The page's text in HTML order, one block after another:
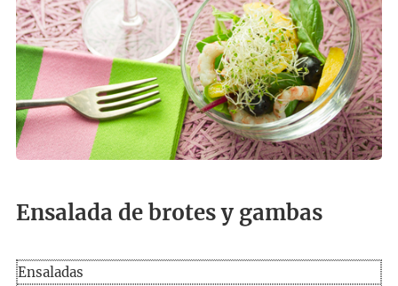
Ensalada de brotes y gambas
Ensaladas